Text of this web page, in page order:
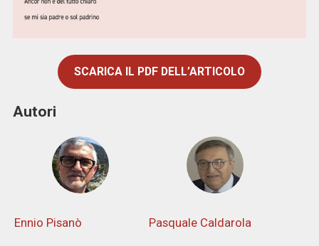
SCARICA IL PDF DELL’ARTICOLO
Autori
Ennio Pisanò Pasquale Caldarola